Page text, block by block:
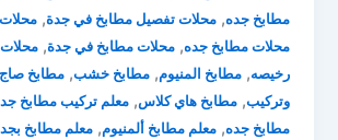
مطابخ جده,محلات تفصيل مطابخ في جدة,
محلات مطابخ جده,محلات مطابخ في جدة,
رخيصه,مطابخ المنيوم,مطابخ خشب,مطابخ صاج
وتركيب,مطابخ هاي كلاس,معلم تركيب مطابخ
مطابخ جده,معلم مطابخ ألمنيوم,معلم مطابخ